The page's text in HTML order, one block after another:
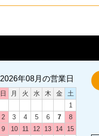
2024.05.20
2023.12.12
2026年08月の営業日
日 月 火 水 木 金
土
1
2
3 4 5 6 7
8
9
10 11 12 13 14
15